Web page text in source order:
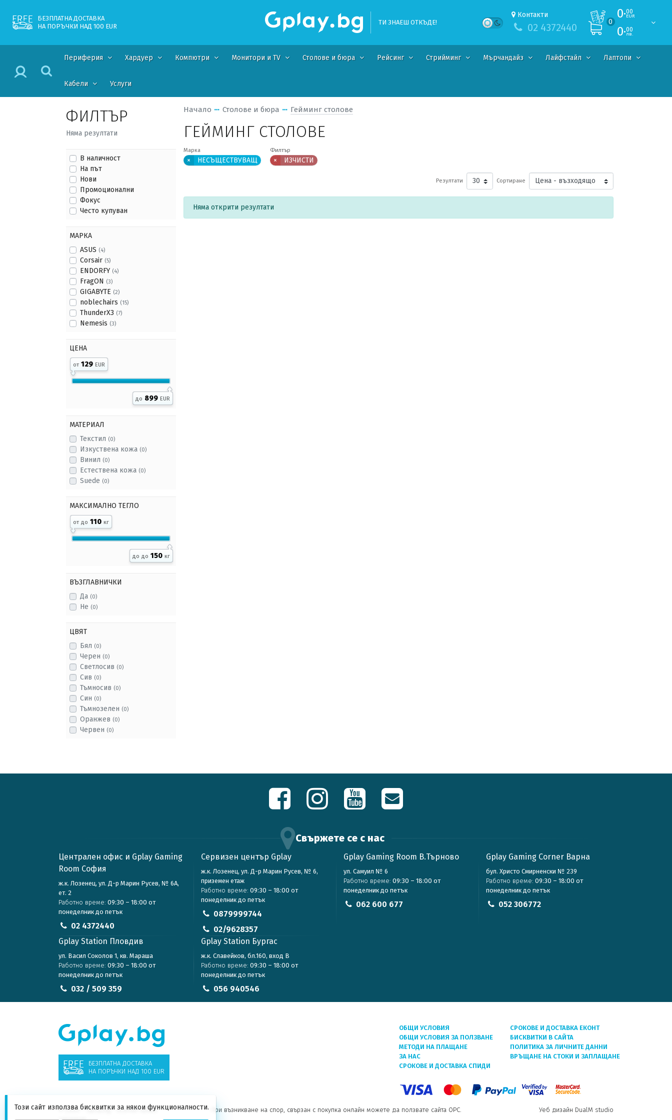
БЕЗПЛАТНА ДОСТАВКА
НА ПОРЪЧКИ НАД 100 EUR
ТИ ЗНАЕШ ОТКЪДЕ!
Контакти
02 4372440 0
0·00
EUR
0·00
лв.
Периферия Хардуер Компютри Монитори и TV Столове и бюра Рейсинг Стрийминг Мърчандайз Лайфстайл Лаптопи
Кабели Услуги
ФИЛТЪР
Няма резултати
В наличност
На път
Нови
Промоционални
Фокус
Често купуван
МАРКА
ASUS (4)
Corsair (5)
ENDORFY (4)
FragON (3)
GIGABYTE (2)
noblechairs (15)
ThunderX3 (7)
Nemesis (3)
ЦЕНА
от 129 EUR
до 899 EUR
МАТЕРИАЛ
Текстил (0)
Изкуствена кожа (0)
Винил (0)
Естествена кожа (0)
Suede (0)
МАКСИМАЛНО ТЕГЛО
от до 110 кг
до до 150 кг
ВЪЗГЛАВНИЧКИ
Да (0)
Не (0)
ЦВЯТ
Бял (0)
Черен (0)
Светлосив (0)
Сив (0)
Тъмносив (0)
Син (0)
Тъмнозелен (0)
Оранжев (0)
Червен (0)
Начало Столове и бюра Гейминг столове
ГЕЙМИНГ СТОЛОВЕ
Марка
× НЕСЪЩЕСТВУВАЩ
Филтър
× ИЗЧИСТИ
Резултати Сортиране
Няма открити резултати
Свържете се с нас
Централен офис и Gplay Gaming
Room София
ж.к. Лозенец, ул. Д-р Марин Русев, № 6А,
ет. 2
Работно време: 09:30 – 18:00 от
понеделник до петък
02 4372440
Сервизен център Gplay
ж.к. Лозенец, ул. Д-р Марин Русев, № 6,
приземен етаж
Работно време: 09:30 – 18:00 от
понеделник до петък
0879999744
02/9628357
Gplay Gaming Room В.Търново
ул. Самуил № 6
Работно време: 09:30 – 18:00 от
понеделник до петък
062 600 677
Gplay Gaming Corner Варна
бул. Христо Смирненски № 239
Работно време: 09:30 – 18:00 от
понеделник до петък
052 306772
Gplay Station Пловдив
ул. Васил Соколов 1, кв. Мараша
Работно време: 09:30 – 18:00 от
понеделник до петък
032 / 509 359
Gplay Station Бургас
ж.к. Славейков, бл.160, вход В
Работно време: 09:30 – 18:00 от
понеделник до петък
056 940546
БЕЗПЛАТНА ДОСТАВКА
НА ПОРЪЧКИ НАД 100 EUR
ОБЩИ УСЛОВИЯ
ОБЩИ УСЛОВИЯ ЗА ПОЛЗВАНЕ
МЕТОДИ НА ПЛАЩАНЕ
ЗА НАС
СРОКОВЕ И ДОСТАВКА СПИДИ
СРОКОВЕ И ДОСТАВКА ЕКОНТ
БИСКВИТКИ В САЙТА
ПОЛИТИКА ЗА ЛИЧНИТЕ ДАННИ
ВРЪЩАНЕ НА СТОКИ И ЗАПЛАЩАНЕ
© 2026 - Gplay.bg - Всички права
При възникване на спор, свързан с покупка онлайн можете да ползвате сайта ОРС. Уеб дизайн DualM studio
Този сайт използва бисквитки за някои функционалности.